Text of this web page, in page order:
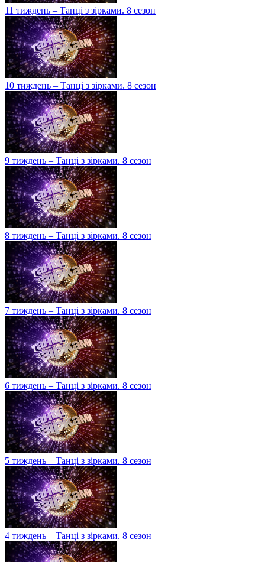
11 тиждень – Танці з зірками. 8 сезон
10 тиждень – Танці з зірками. 8 сезон
9 тиждень – Танці з зірками. 8 сезон
8 тиждень – Танці з зірками. 8 сезон
7 тиждень – Танці з зірками. 8 сезон
6 тиждень – Танці з зірками. 8 сезон
5 тиждень – Танці з зірками. 8 сезон
4 тиждень – Танці з зірками. 8 сезон